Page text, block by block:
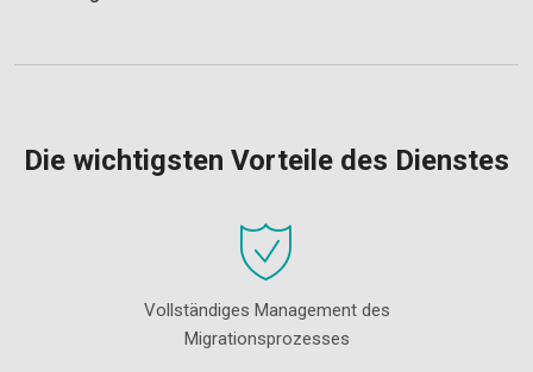
Die wichtigsten Vorteile des Dienstes
Vollständiges Management des
Migrationsprozesses